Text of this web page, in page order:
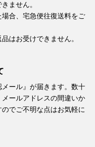
ません。
合、宅急便往復送料をご
はお受けできません。
ール』が届きます。数十
ールアドレスの間違いか
でご不明な点はお気軽に